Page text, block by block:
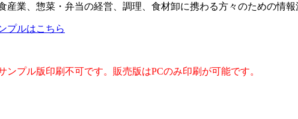
産業、惣菜・弁当の経営、調理、食材卸に携わる方々のための情報
プルはこちら
ンプル版印刷不可です。販売版はPCのみ印刷が可能です。